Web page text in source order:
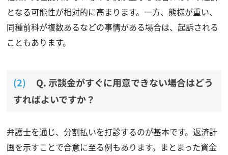
となる可能性が相対的に高まります。一方、態様が重い、
同種前科が複数あるなどの事情がある場合は、起訴される
こともあります。
Q. 示談金がすぐに用意できない場合はどう
すればよいですか？
弁護士を通じ、分割払いを打診するのが基本です。返済計
画を示すことで合意に至る例もあります。まとまった資金